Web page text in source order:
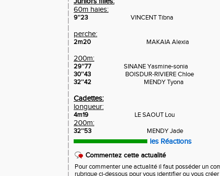
60m haies:
9''23 VINCENT Tibna
perche:
2m20 MAKAIA Alexia
200m:
29''77
SINANE Yasmine-sonia
30''43
BOISDUR-RIVIERE Chloe
32''42
MENDY Tyona
Cadettes:
longueur:
4m19 LE SAOUT Lou
200m:
32''53 MENDY Jade
les Réactions
Commentez cette actualité
Pour commenter une actualité il faut posséder un
rubrique ci-dessous pour vous identifier ou vous